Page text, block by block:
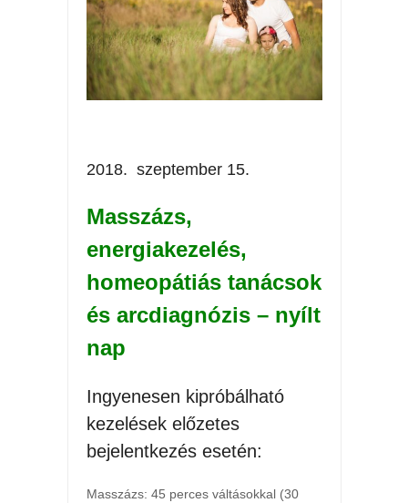
2018. szeptember 15.
Masszázs,
energiakezelés,
homeopátiás tanácsok
és arcdiagnózis – nyílt
nap
Ingyenesen kipróbálható
kezelések előzetes
bejelentkezés esetén:
Masszázs: 45 perces váltásokkal (30